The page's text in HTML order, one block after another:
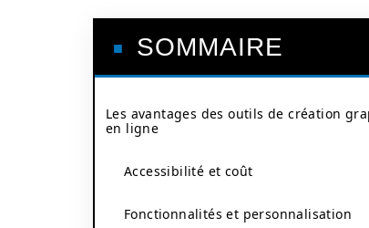
SOMMAIRE
Les avantages des outils de création
en ligne
Accessibilité et coût
Fonctionnalités et personnalisation